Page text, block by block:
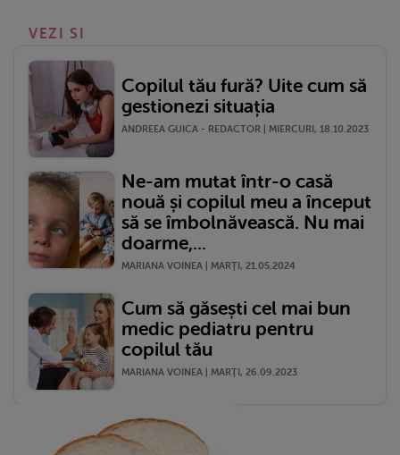
VEZI SI
Copilul tău fură? Uite cum să
gestionezi situația
ANDREEA GUICA - REDACTOR | MIERCURI, 18.10.2023
Ne-am mutat într-o casă
nouă și copilul meu a început
să se îmbolnăvească. Nu mai
doarme,...
MARIANA VOINEA | MARŢI, 21.05.2024
Cum să găsești cel mai bun
medic pediatru pentru
copilul tău
MARIANA VOINEA | MARŢI, 26.09.2023